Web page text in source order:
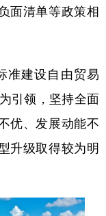
面清单等政策相
建设自由贸易
引领，坚持全面
优、发展动能不
升级取得较为明